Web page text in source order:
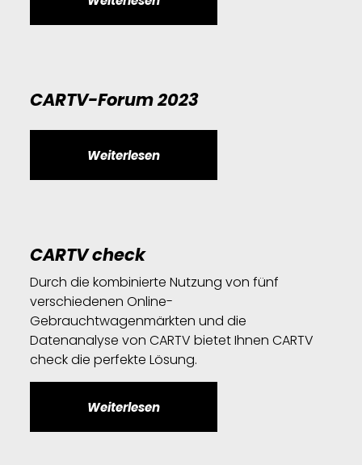
CARTV-Forum 2023
Weiterlesen
CARTV check
Durch die kombinierte Nutzung von fünf
verschiedenen Online-
Gebrauchtwagenmärkten und die
Datenanalyse von CARTV bietet Ihnen CARTV
check die perfekte Lösung.
Weiterlesen